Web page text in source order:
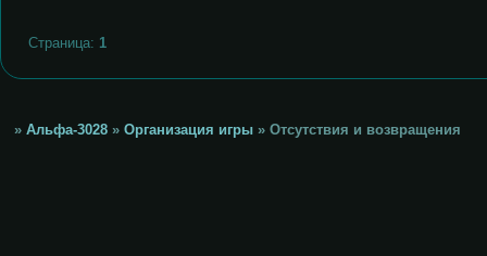
Страница: 1
» Альфа-3028 » Организация игры » Отсутствия и возвращения